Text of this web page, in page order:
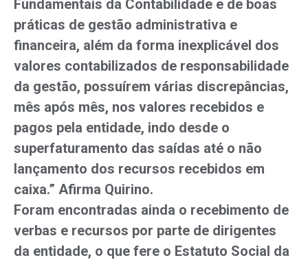
Fundamentais da Contabilidade e de boas
práticas de gestão administrativa e
financeira, além da forma inexplicável dos
valores contabilizados de responsabilidade
da gestão, possuírem várias discrepâncias,
mês após mês, nos valores recebidos e
pagos pela entidade, indo desde o
superfaturamento das saídas até o não
lançamento dos recursos recebidos em
caixa.” Afirma Quirino.
Foram encontradas ainda o recebimento de
verbas e recursos por parte de dirigentes
da entidade, o que fere o Estatuto Social da